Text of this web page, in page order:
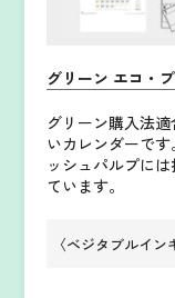
グリーン エコ・
グリーン購入法
いカレンダーです。
ッシュパルプに
ています。
〈ベジタブルイン